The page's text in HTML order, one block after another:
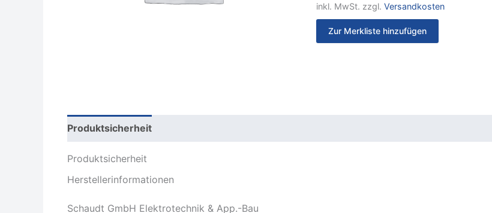
inkl. MwSt. zzgl. Versandkosten
Zur Merkliste hinzufügen
Produktsicherheit
Produktsicherheit
Herstellerinformationen
Schaudt GmbH Elektrotechnik & App.-Bau